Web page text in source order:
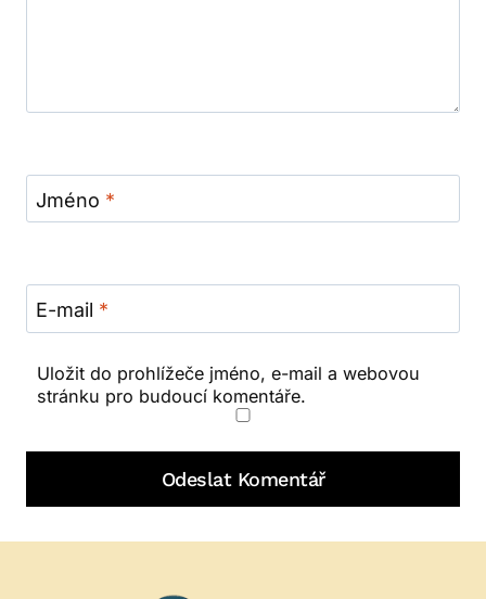
Jméno *
E-mail *
Uložit do prohlížeče jméno, e-mail a webovou
stránku pro budoucí komentáře.